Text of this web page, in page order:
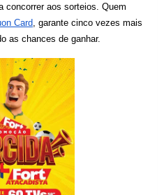
concorrer aos sorteios. Quem
Card , garante cinco vezes mais
as chances de ganhar.